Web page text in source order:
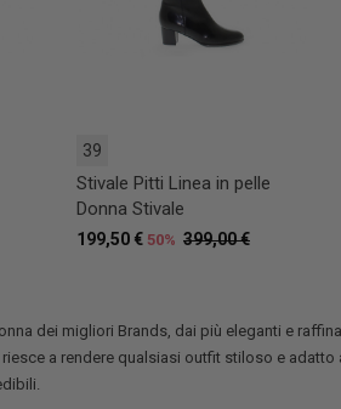
39
Stivale Pitti Linea in pelle
Donna Stivale
399,00 €
199,50 € 50%
dei migliori Brands, dai più eleganti e
a rendere qualsiasi outfit stiloso e